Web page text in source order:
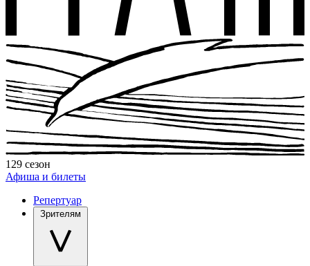
129 сезон
Афиша и билеты
Репертуар
Зрителям